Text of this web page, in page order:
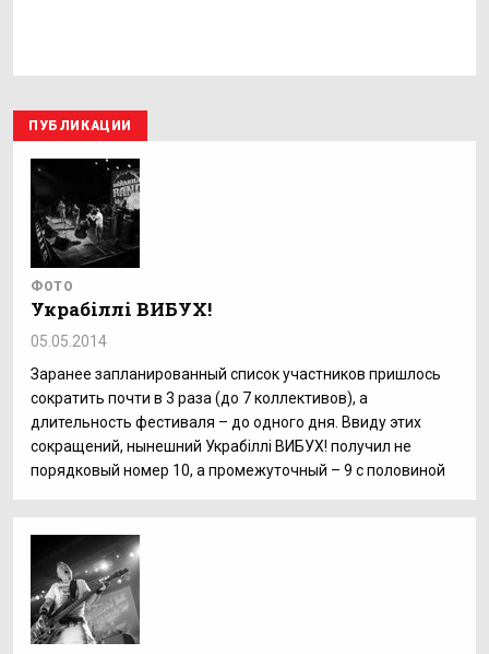
ПУБЛИКАЦИИ
ФОТО
Украбіллі ВИБУХ!
05.05.2014
Заранее запланированный список участников пришлось
сократить почти в 3 раза (до 7 коллективов), а
длительность фестиваля – до одного дня. Ввиду этих
сокращений, нынешний Украбіллі ВИБУХ! получил не
порядковый номер 10, а промежуточный – 9 с половиной